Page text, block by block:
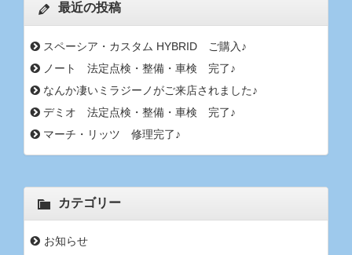
最近の投稿
スペーシア・カスタム HYBRID ご購入♪
ノート 法定点検・整備・車検 完了♪
なんか凄いミラジーノがご来店されました♪
デミオ 法定点検・整備・車検 完了♪
マーチ・リッツ 修理完了♪
カテゴリー
お知らせ